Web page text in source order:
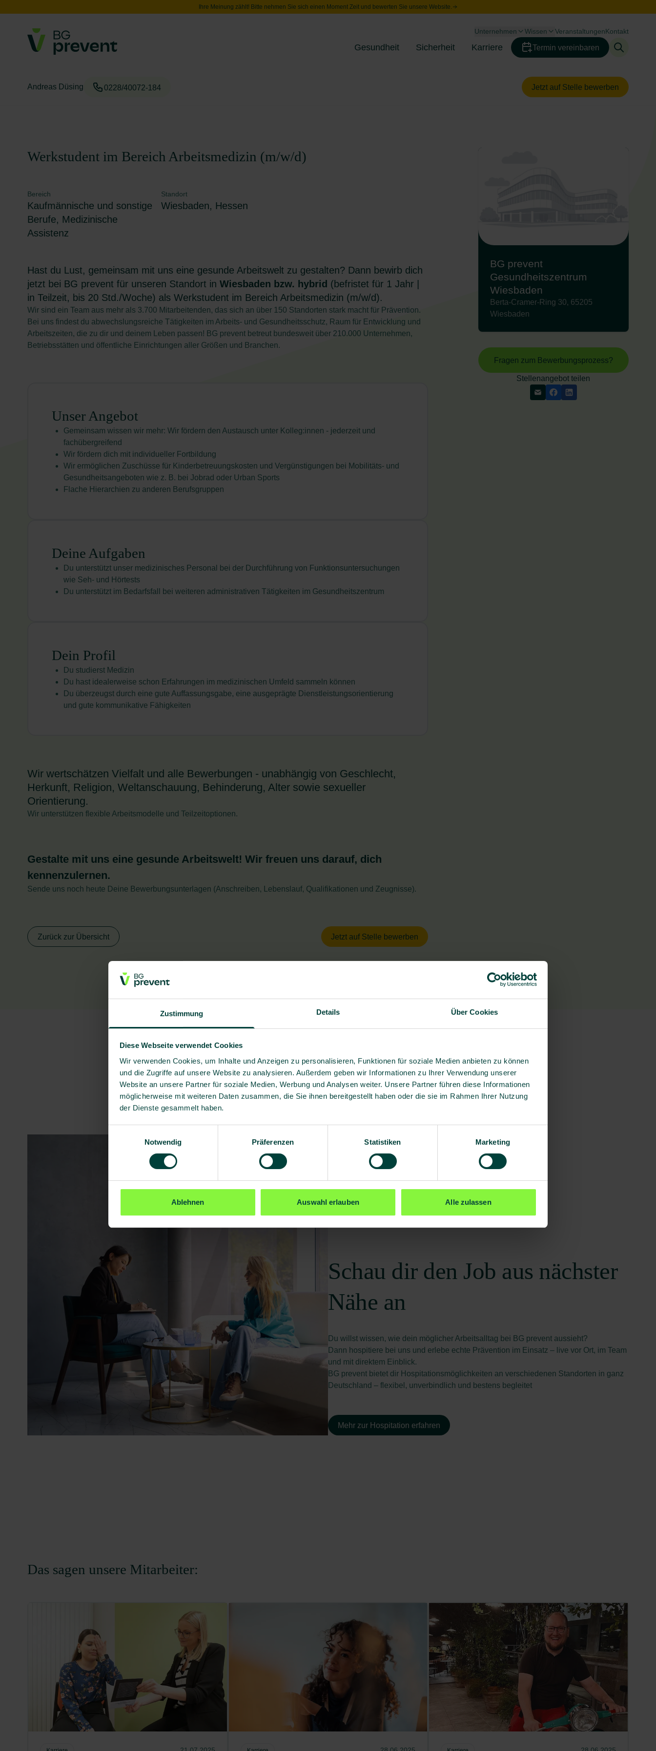
Zustimmung Details Über Cookies
Diese Webseite verwendet Cookies
Wir verwenden Cookies, um Inhalte und Anzeigen zu personalisieren, Funktionen für soziale Medien anbieten zu können
und die Zugriffe auf unsere Website zu analysieren. Außerdem geben wir Informationen zu Ihrer Verwendung unserer
Website an unsere Partner für soziale Medien, Werbung und Analysen weiter. Unsere Partner führen diese Informationen
möglicherweise mit weiteren Daten zusammen, die Sie ihnen bereitgestellt haben oder die sie im Rahmen Ihrer Nutzung
der Dienste gesammelt haben.
Notwendig
Präferenzen Statistiken Marketing
Ablehnen Auswahl erlauben Alle zulassen
Ihre Meinung zählt! Bitte nehmen Sie sich einen Moment Zeit und bewerten Sie unsere Website.
Unternehmen
Toggle menu
Wissen
Toggle menu
VeranstaltungenKontakt
Gesundheit
Sicherheit
Karriere
Toggle menu
Termin vereinbaren
Andreas Düsing 0228/40072-184 Jetzt auf Stelle bewerben
Werkstudent im Bereich Arbeitsmedizin (m/w/d)
Bereich
Kaufmännische und sonstige
Berufe, Medizinische
Assistenz
Standort
Wiesbaden, Hessen
Hast du Lust, gemeinsam mit uns eine gesunde Arbeitswelt zu gestalten? Dann bewirb dich
jetzt bei BG prevent für unseren Standort in Wiesbaden bzw. hybrid (befristet für 1 Jahr |
in Teilzeit, bis 20 Std./Woche) als Werkstudent im Bereich Arbeitsmedizin (m/w/d).
Wir sind ein Team aus mehr als 3.700 Mitarbeitenden, das sich an über 150 Standorten stark macht für Prävention.
Bei uns findest du abwechslungsreiche Tätigkeiten im Arbeits- und Gesundheitsschutz, Raum für Entwicklung und
Arbeitszeiten, die zu dir und deinem Leben passen! BG prevent betreut bundesweit über 210.000 Unternehmen,
Betriebsstätten und öffentliche Einrichtungen aller Größen und Branchen.
Unser Angebot
Gemeinsam wissen wir mehr: Wir fördern den Austausch unter Kolleg:innen - jederzeit und
fachübergreifend
Wir fördern dich mit individueller Fortbildung
Wir ermöglichen Zuschüsse für Kinderbetreuungskosten und Vergünstigungen bei Mobilitäts- und
Gesundheitsangeboten wie z. B. bei Jobrad oder Urban Sports
Flache Hierarchien zu anderen Berufsgruppen
Deine Aufgaben
Du unterstützt unser medizinisches Personal bei der Durchführung von Funktionsuntersuchungen
wie Seh- und Hörtests
Du unterstützt im Bedarfsfall bei weiteren administrativen Tätigkeiten im Gesundheitszentrum
Dein Profil
Du studierst Medizin
Du hast idealerweise schon Erfahrungen im medizinischen Umfeld sammeln können
Du überzeugst durch eine gute Auffassungsgabe, eine ausgeprägte Dienstleistungsorientierung
und gute kommunikative Fähigkeiten
Wir wertschätzen Vielfalt und alle Bewerbungen - unabhängig von Geschlecht,
Herkunft, Religion, Weltanschauung, Behinderung, Alter sowie sexueller
Orientierung.
Wir unterstützen flexible Arbeitsmodelle und Teilzeitoptionen.
Gestalte mit uns eine gesunde Arbeitswelt! Wir freuen uns darauf, dich
kennenzulernen.
Sende uns noch heute Deine Bewerbungsunterlagen (Anschreiben, Lebenslauf, Qualifikationen und Zeugnisse).
Zurück zur Übersicht Jetzt auf Stelle bewerben
BG prevent
Gesundheitszentrum
Wiesbaden
Berta-Cramer-Ring 30, 65205
Wiesbaden
Fragen zum Bewerbungsprozess?
Stellenangebot teilen
Schau dir den Job aus nächster
Nähe an
Du willst wissen, wie dein möglicher Arbeitsalltag bei BG prevent aussieht?
Dann hospitiere bei uns und erlebe echte Prävention im Einsatz – live vor Ort, im Team
und mit direktem Einblick.
BG prevent bietet dir Hospitationsmöglichkeiten an verschiedenen Standorten in ganz
Deutschland – flexibel, unverbindlich und bestens begleitet
Mehr zur Hospitation erfahren
Das sagen unsere Mitarbeiter: